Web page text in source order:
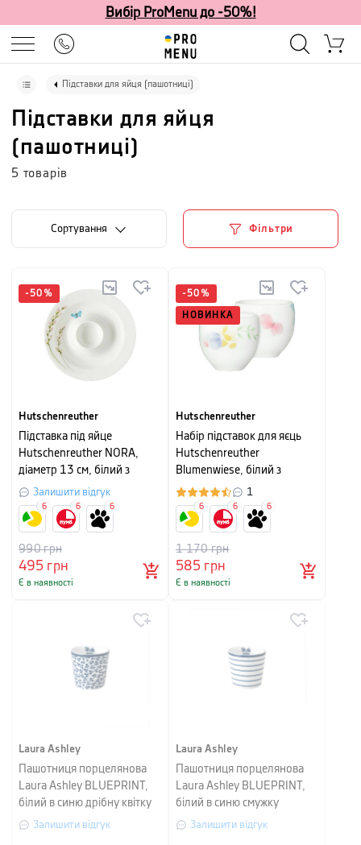
Вибір ProMenu до -50%!
Підставки для яйця (пашотниці)
Підставки для яйця
(пашотниці)
5 товарів
Сортування Фільтри
-50 %
Hutschenreuther
Підставка під яйце
Hutschenreuther NORA,
діаметр 13 см, білий з
малюнком
Залишити відгук
495грн
990грн
Є в наявності
6 6 6
-50 %
НОВИНКА
Hutschenreuther
Набір підставок для яєць
Hutschenreuther
Blumenwiese, білий з
малюнком, 2 шт1
585грн
1 170грн
Є в наявності
6 6 6
Laura Ashley
Пашотниця порцелянова
Laura Ashley BLUEPRINT,
білий в синю дрібну квітку
Залишити відгук
Laura Ashley
Пашотниця порцелянова
Laura Ashley BLUEPRINT,
білий в синю смужку
Залишити відгук